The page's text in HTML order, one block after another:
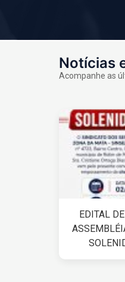
Notícias
Acompanhe as
EDITAL